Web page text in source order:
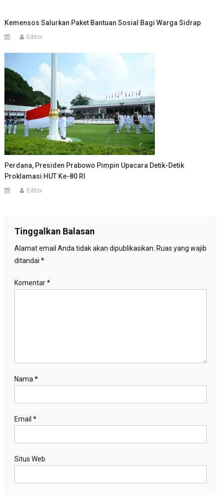
Kemensos Salurkan Paket Bantuan Sosial Bagi Warga Sidrap
Editor
Perdana, Presiden Prabowo Pimpin Upacara Detik-Detik
Proklamasi HUT Ke-80 RI
Editor
Tinggalkan Balasan
Alamat email Anda tidak akan dipublikasikan. Ruas yang wajib
ditandai *
Komentar*
Nama *
Email *
Situs Web